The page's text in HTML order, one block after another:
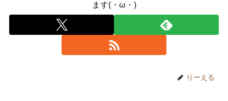
ます(・ω・)
りーえる